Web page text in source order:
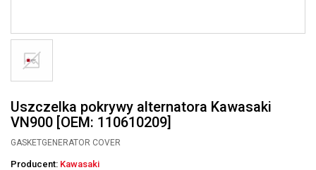
Uszczelka pokrywy alternatora Kawasaki
VN900 [OEM: 110610209]
GASKETGENERATOR COVER
Producent: Kawasaki